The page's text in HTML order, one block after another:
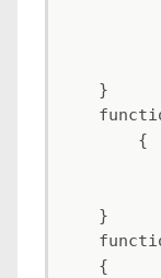
    }
        {
    }
    {